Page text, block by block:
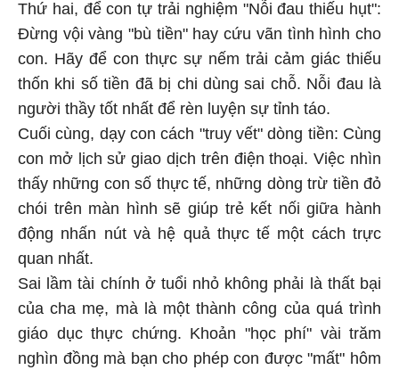
Thứ hai, để con tự trải nghiệm "Nỗi đau thiếu hụt":
Đừng vội vàng "bù tiền" hay cứu vãn tình hình cho
con. Hãy để con thực sự nếm trải cảm giác thiếu
thốn khi số tiền đã bị chi dùng sai chỗ. Nỗi đau là
người thầy tốt nhất để rèn luyện sự tỉnh táo.
Cuối cùng, dạy con cách "truy vết" dòng tiền: Cùng
con mở lịch sử giao dịch trên điện thoại. Việc nhìn
thấy những con số thực tế, những dòng trừ tiền đỏ
chói trên màn hình sẽ giúp trẻ kết nối giữa hành
động nhấn nút và hệ quả thực tế một cách trực
quan nhất.
Sai lầm tài chính ở tuổi nhỏ không phải là thất bại
của cha mẹ, mà là một thành công của quá trình
giáo dục thực chứng. Khoản "học phí" vài trăm
nghìn đồng mà bạn cho phép con được "mất" hôm